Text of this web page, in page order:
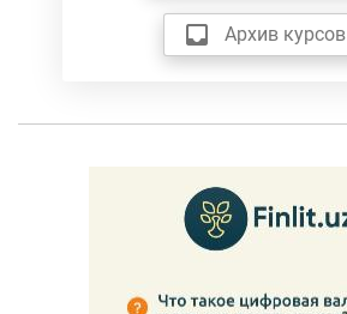
Архив курсов